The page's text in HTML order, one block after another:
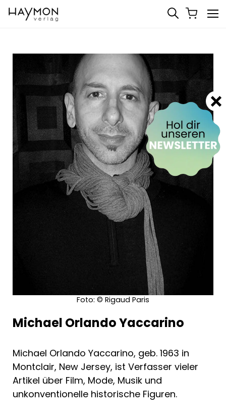
Foto: © Rigaud Paris
Michael Orlando Yaccarino
Michael Orlando Yaccarino, geb. 1963 in
Montclair, New Jersey, ist Verfasser vieler
Artikel über Film, Mode, Musik und
unkonventionelle historische Figuren.